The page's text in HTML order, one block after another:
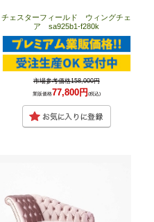
チェスターフィールド ウィングチェ
ア sa925b1-f280k
市場参考価格158,000円
業販価格77,800円(税込)